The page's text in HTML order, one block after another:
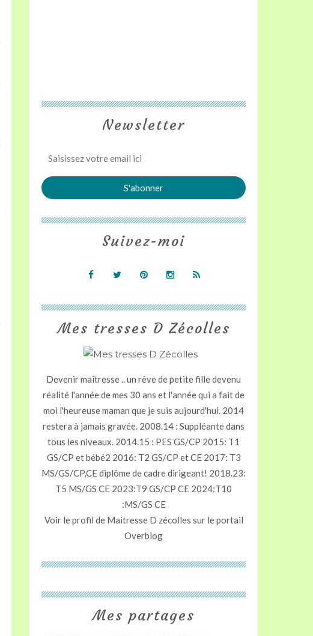
Newsletter
Mes tresses D Zécolles
Devenir maîtresse .. un rêve de petite fille devenu
réalité l'année de mes 30 ans et l'année qui a fait de
moi l'heureuse maman que je suis aujourd'hui. 2014
restera à jamais gravée. 2008.14 : Suppléante dans
tous les niveaux. 2014.15 : PES GS/CP 2015: T1
GS/CP et bébé2 2016: T2 GS/CP et CE 2017: T3
MS/GS/CP,CE diplôme de cadre dirigeant! 2018.23:
T5 MS/GS CE 2023:T9 GS/CP CE 2024:T10
:MS/GS CE
Voir le profil de Maitresse D zécolles sur le portail
Overblog
Suivez-moi
Mes partages